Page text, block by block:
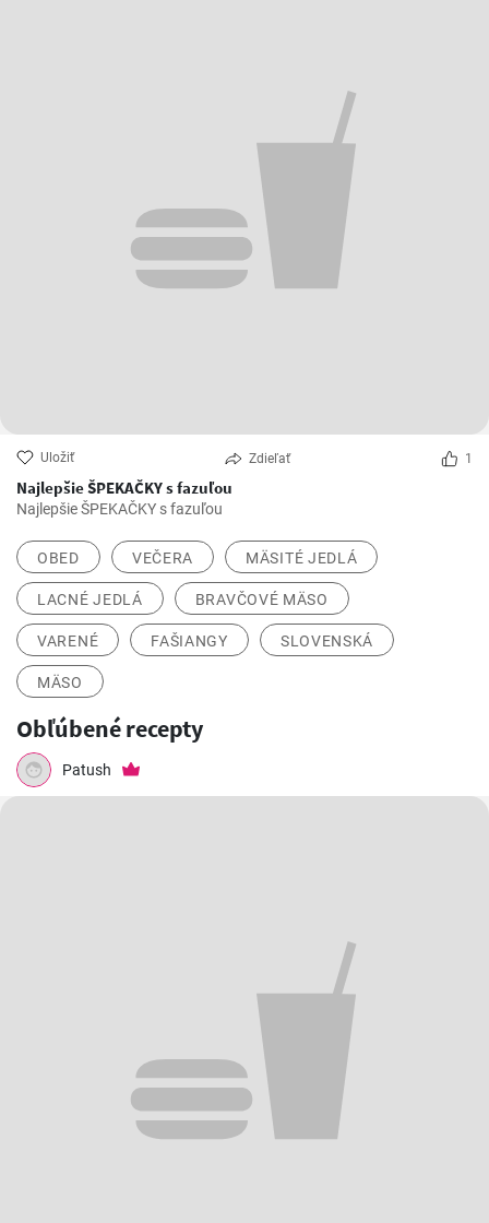
Uložiť Zdieľať 1
Najlepšie ŠPEKAČKY s fazuľou
Najlepšie ŠPEKAČKY s fazuľou
OBED VEČERA MÄSITÉ JEDLÁ
LACNÉ JEDLÁ BRAVČOVÉ MÄSO
VARENÉ FAŠIANGY SLOVENSKÁ
MÄSO
Obľúbené recepty
Patush